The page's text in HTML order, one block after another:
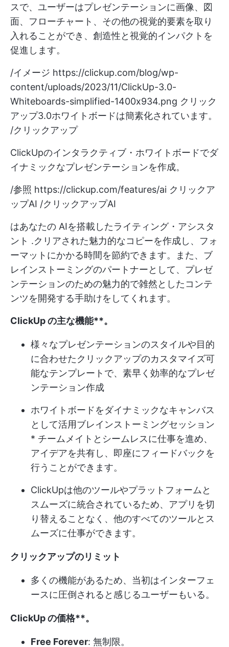
スで、ユーザーはプレゼンテーションに画像、図
面、フローチャート、その他の視覚的要素を取り
入れることができ、創造性と視覚的インパクトを
促進します。
/イメージ https://clickup.com/blog/wp-
content/uploads/2023/11/ClickUp-3.0-
Whiteboards-simplified-1400x934.png クリック
アップ3.0ホワイトボードは簡素化されています。
/クリックアップ
ClickUpのインタラクティブ・ホワイトボードでダ
イナミックなプレゼンテーションを作成。
/参照 https://clickup.com/features/ai クリックア
ップAI /クリックアップAI
はあなたの AIを搭載したライティング・アシスタ
ント .クリアされた魅力的なコピーを作成し、フォ
ーマットにかかる時間を節約できます。また、ブ
レインストーミングのパートナーとして、プレゼ
ンテーションのための魅力的で雑然としたコンテ
ンツを開発する手助けをしてくれます。
ClickUp の主な機能**。
様々なプレゼンテーションのスタイルや目的
に合わせたクリックアップのカスタマイズ可
能なテンプレートで、素早く効率的なプレゼ
ンテーション作成
ホワイトボードをダイナミックなキャンバス
として活用ブレインストーミングセッション
* チームメイトとシームレスに仕事を進め、
アイデアを共有し、即座にフィードバックを
行うことができます。
ClickUpは他のツールやプラットフォームと
スムーズに統合されているため、アプリを切
り替えることなく、他のすべてのツールとス
ムーズに仕事ができます。
クリックアップのリミット
多くの機能があるため、当初はインターフェ
ースに圧倒されると感じるユーザーもいる。
ClickUp の価格**。
Free Forever: 無制限。